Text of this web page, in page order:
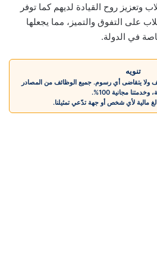
روح القيادة لديهم كما توفر
على التفوق والتميز، مما يجعلها
في الدولة.
تنويه
ولا يتقاضى أي رسوم. جميع الوظائف من المصادر
وخدمتنا مجانية 100%.
مالية لأي شخص أو جهة تدّعي تمثيلنا.